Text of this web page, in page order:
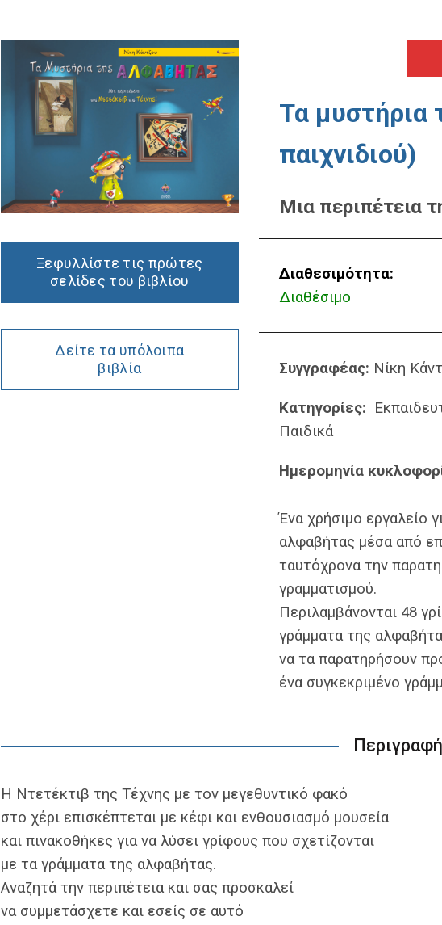
Ξεφυλλίστε τις πρώτες
σελίδες του βιβλίου
Δείτε τα υπόλοιπα
βιβλία
Τα μυστήρια
παιχνιδιού)
Μια περιπέτεια
Διαθεσιμότητα:
Διαθέσιμο
Συγγραφέας: Νίκη
Κατηγορίες:
Παιδικά
Ημερομηνία
Ένα χρήσιμο εργαλείο
αλφαβήτας μέσα από
ταυτόχρονα την
γραμματισμού.
Περιλαμβάνονται 48
γράμματα της
να τα παρατηρήσουν
ένα συγκεκριμένο
Περιγραφή
Η Ντετέκτιβ της Τέχνης με τον μεγεθυντικό φακό
στο χέρι επισκέπτεται µε κέφι και ενθουσιασµό μουσεία
και πινακοθήκες για να λύσει γρίφους που σχετίζονται
με τα γράμματα της αλφαβήτας.
Αναζητά την περιπέτεια και σας προσκαλεί
να συμμετάσχετε και εσείς σε αυτό